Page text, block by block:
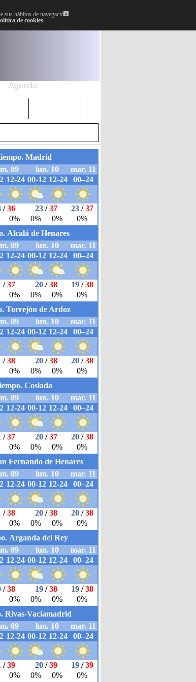
x
hábitos de navegación.
de cookies
Agenda